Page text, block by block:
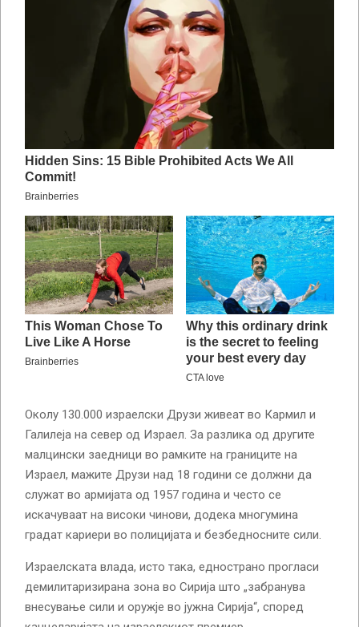
Околу 130.000 израелски Друзи живеат во Кармил и
Галилеја на север од Израел. За разлика од другите
малцински заедници во рамките на границите на
Израел, мажите Друзи над 18 години се должни да
служат во армијата од 1957 година и често се
искачуваат на високи чинови, додека многумина
градат кариери во полицијата и безбедносните сили.
Израелската влада, исто така, еднострано прогласи
демилитаризирана зона во Сирија што „забранува
внесување сили и оружје во јужна Сирија“, според